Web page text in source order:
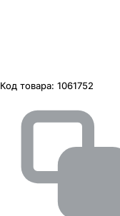
Код товара: 1061752